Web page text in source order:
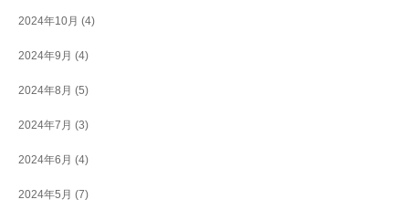
2024年10月 (4)
2024年9月 (4)
2024年8月 (5)
2024年7月 (3)
2024年6月 (4)
2024年5月 (7)